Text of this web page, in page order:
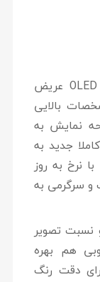
تبلت هوآوی میت پد پرو با نمایشگر OLED عریض
از مشخصات بالایی
درصدی صفحه نمایش به
جدید به
نمایش می‌گذارد. صفحه نمایش OLED با نرخ به روز
و سرگرمی به
نمایشگر با وضوح 2560 در 1600 و نسبت تصویر
هم بهره
دقت رنگ